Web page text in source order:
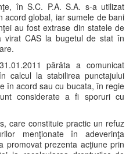
în S.C. P.A. S.A. s-a utilizat
global, iar sumele de bani
au fost extrase din statele de
virat CAS la bugetul de stat în
pârâta a comunicat
calcul la stabilirea punctajului
în acord sau cu bucata, în regie
considerate a fi sporuri cu
care constituie practic un refuz
menţionate în adeverinţa
promovat prezenta acţiune prin